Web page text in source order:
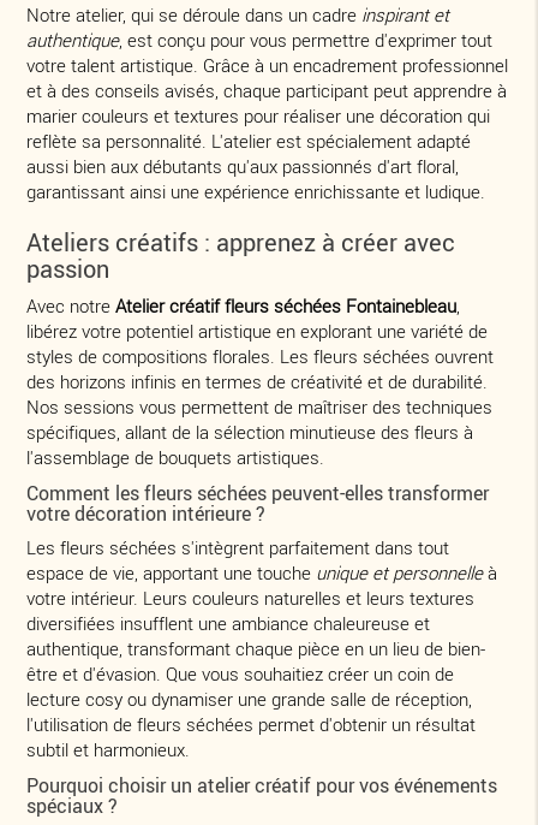
Notre atelier, qui se déroule dans un cadre inspirant et
authentique, est conçu pour vous permettre d'exprimer tout
votre talent artistique. Grâce à un encadrement professionnel
et à des conseils avisés, chaque participant peut apprendre à
marier couleurs et textures pour réaliser une décoration qui
reflète sa personnalité. L'atelier est spécialement adapté
aussi bien aux débutants qu'aux passionnés d'art floral,
garantissant ainsi une expérience enrichissante et ludique.
Ateliers créatifs : apprenez à créer avec
passion
Avec notreAtelier créatif fleurs séchées Fontainebleau
libérez votre potentiel artistique en explorant une variété de
styles de compositions florales. Les fleurs séchées ouvrent
des horizons infinis en termes de créativité et de durabilité.
Nos sessions vous permettent de maîtriser des techniques
spécifiques, allant de la sélection minutieuse des fleurs à
l'assemblage de bouquets artistiques.
Comment les fleurs séchées peuvent-elles transformer
votre décoration intérieure ?
Les fleurs séchées s'intègrent parfaitement dans tout
espace de vie, apportant une touche unique et personnelleà
votre intérieur. Leurs couleurs naturelles et leurs textures
diversifiées insufflent une ambiance chaleureuse et
authentique, transformant chaque pièce en un lieu de bien-
être et d'évasion. Que vous souhaitiez créer un coin de
lecture cosy ou dynamiser une grande salle de réception,
l'utilisation de fleurs séchées permet d'obtenir un résultat
subtil et harmonieux.
Pourquoi choisir un atelier créatif pour vos événements
spéciaux ?